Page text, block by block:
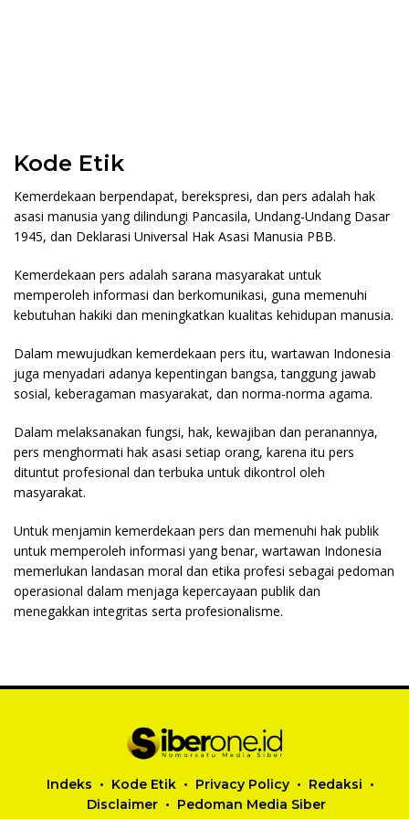
Kode Etik
Kemerdekaan berpendapat, berekspresi, dan pers adalah hak
asasi manusia yang dilindungi Pancasila, Undang-Undang Dasar
1945, dan Deklarasi Universal Hak Asasi Manusia PBB.
Kemerdekaan pers adalah sarana masyarakat untuk
memperoleh informasi dan berkomunikasi, guna memenuhi
kebutuhan hakiki dan meningkatkan kualitas kehidupan manusia.
Dalam mewujudkan kemerdekaan pers itu, wartawan Indonesia
juga menyadari adanya kepentingan bangsa, tanggung jawab
sosial, keberagaman masyarakat, dan norma-norma agama.
Dalam melaksanakan fungsi, hak, kewajiban dan peranannya,
pers menghormati hak asasi setiap orang, karena itu pers
dituntut profesional dan terbuka untuk dikontrol oleh
masyarakat.
Untuk menjamin kemerdekaan pers dan memenuhi hak publik
untuk memperoleh informasi yang benar, wartawan Indonesia
memerlukan landasan moral dan etika profesi sebagai pedoman
operasional dalam menjaga kepercayaan publik dan
menegakkan integritas serta profesionalisme.
Indeks Kode Etik Privacy Policy
Redaksi
Disclaimer
Pedoman Media Siber